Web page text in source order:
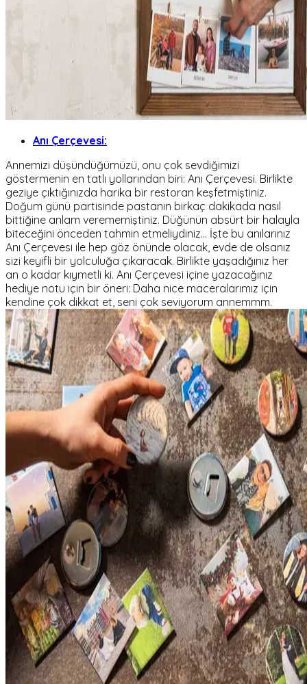
Anı Çerçevesi:
Annemizi düşündüğümüzü, onu çok sevdiğimizi
göstermenin en tatlı yollarından biri: Anı Çerçevesi. Birlikte
geziye çıktığınızda harika bir restoran keşfetmiştiniz.
Doğum günü partisinde pastanın birkaç dakikada nasıl
bittiğine anlam verememiştiniz. Düğünün absürt bir halayla
biteceğini önceden tahmin etmeliydiniz… İşte bu anılarınız
Anı Çerçevesi ile hep göz önünde olacak, evde de olsanız
sizi keyifli bir yolculuğa çıkaracak. Birlikte yaşadığınız her
an o kadar kıymetli ki. Anı Çerçevesi içine yazacağınız
hediye notu için bir öneri: Daha nice maceralarımız için
kendine çok dikkat et, seni çok seviyorum annemmm.